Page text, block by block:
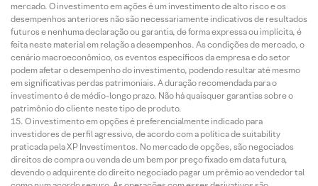
mercado. O investimento em ações é um investimento de alto risco e os
desempenhos anteriores não são necessariamente indicativos de resultados
futuros e nenhuma declaração ou garantia, de forma expressa ou implícita, é
feita neste material em relação a desempenhos. As condições de mercado, o
cenário macroeconômico, os eventos específicos da empresa e do setor
podem afetar o desempenho do investimento, podendo resultar até mesmo
em significativas perdas patrimoniais. A duração recomendada para o
investimento é de médio-longo prazo. Não há quaisquer garantias sobre o
patrimônio do cliente neste tipo de produto.
O investimento em opções é preferencialmente indicado para
investidores de perfil agressivo, de acordo com a política de suitability
praticada pela XP Investimentos. No mercado de opções, são negociados
direitos de compra ou venda de um bem por preço fixado em data futura,
devendo o adquirente do direito negociado pagar um prêmio ao vendedor tal